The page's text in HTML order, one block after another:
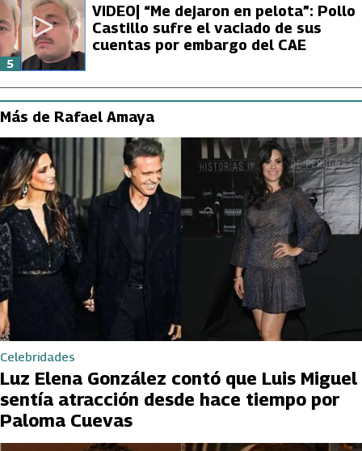
VIDEO| “Me dejaron en pelota”: Pollo
Castillo sufre el vaciado de sus
cuentas por embargo del CAE
5
Más de Rafael Amaya
Celebridades
Luz Elena González contó que Luis Miguel
sentía atracción desde hace tiempo por
Paloma Cuevas